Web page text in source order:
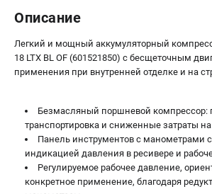
Описание
Легкий и мощный аккумуляторный
18 LTX BL OF (601521850) с бесщеточным
применения при внутренней отделке и на
Безмасляный поршневой компрессор:
транспортировка и сниженные затраты
Панель инструментов с манометрами с
индикацией давления в ресивере и
Регулируемое рабочее давление,
конкретное применение, благодаря